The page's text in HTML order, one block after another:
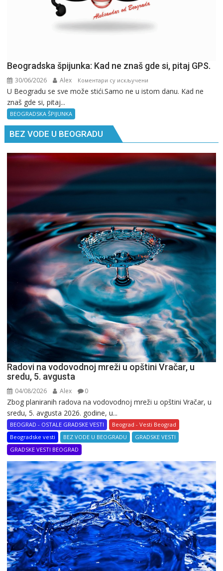
Beogradska špijunka: Kad ne znaš gde si, pitaj GPS.
30/06/2026 Alex Коментари су искључени
Beogradska
si,
U Beogradu se sve može stići.Samo ne u istom danu. Kad ne
znaš gde si, pitaj...
BEOGRADSKA ŠPIJUNKA
BEZ VODE U BEOGRADU
Radovi na vodovodnoj mreži u opštini Vračar, u
sredu, 5. avgusta
04/08/2026 Alex 0
Zbog planiranih radova na vodovodnoj mreži u opštini Vračar, u
sredu, 5. avgusta 2026. godine, u...
BEOGRAD - OSTALE GRADSKE VESTI
Beograd - Vesti Beograd
Beogradske vesti
BEZ VODE U BEOGRADU
GRADSKE VESTI
GRADSKE VESTI BEOGRAD